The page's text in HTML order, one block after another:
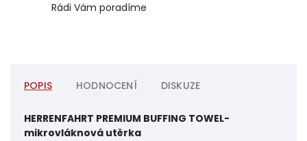
Rádi Vám poradíme
POPIS HODNOCENÍ DISKUZE
HERRENFAHRT PREMIUM BUFFING TOWEL-
mikrovláknová utěrka